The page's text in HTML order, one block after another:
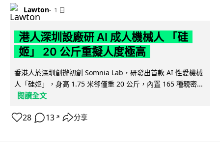
Lawton 1 日
港人深圳設廠研 AI 成人機械人 「硅
姬」 20 公斤重擬人度極高
香港人於深圳創辦初創 Somnia Lab，研發出首款 AI 性愛機械
人「硅姬」，身高 1.75 米卻僅重 20 公斤，內置 165 種親密...
閱讀全文
28 13 ↗ 分享